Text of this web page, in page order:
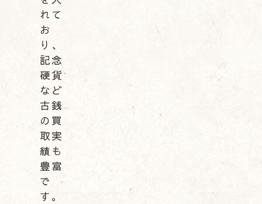
れて
お
り、
記念
硬貨
など
古銭
の買
取実
績も
豊富
で
す。